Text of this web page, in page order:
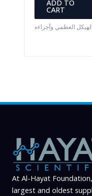
ADD TO
CART
العظمي وأجزاءه
At Al-Hayat
largest and oldest